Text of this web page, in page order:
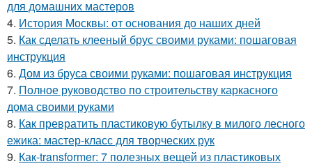
для домашних мастеров
4. История Москвы: от основания до наших дней
5. Как сделать клееный брус своими руками: пошаговая
инструкция
6. Дом из бруса своими руками: пошаговая инструкция
7. Полное руководство по строительству каркасного
дома своими руками
8. Как превратить пластиковую бутылку в милого лесного
ежика: мастер-класс для творческих рук
9. Как-transformer: 7 полезных вещей из пластиковых